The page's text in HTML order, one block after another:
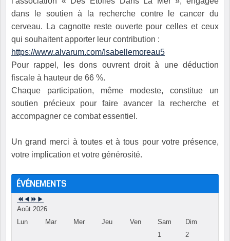
dans le soutien à la recherche contre le cancer du
cerveau. La cagnotte reste ouverte pour celles et ceux
qui souhaitent apporter leur contribution :
https://www.alvarum.com/Isabellemoreau5
Pour rappel, les dons ouvrent droit à une déduction
fiscale à hauteur de 66 %.
Chaque participation, même modeste, constitue un
soutien précieux pour faire avancer la recherche et
accompagner ce combat essentiel.
Un grand merci à toutes et à tous pour votre présence,
votre implication et votre générosité.
ÉVÉNEMENTS
Août 2026
Lun
Mar Mer Jeu Ven Sam
Dim
1
2